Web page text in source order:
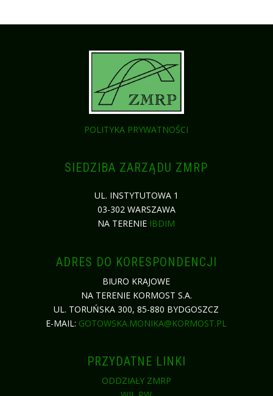
POLITYKA PRYWATNOŚCI
SIEDZIBA ZARZĄDU ZMRP
UL. INSTYTUTOWA 1
03-302 WARSZAWA
NA TERENIE IBDIM
ADRES DO KORESPONDENCJI
BIURO KRAJOWE
NA TERENIE KORMOST S.A.
UL. TORUŃSKA 300, 85-880 BYDGOSZCZ
E-MAIL: GOTOWSKA.MONIKA@KORMOST.PL
PRZYDATNE LINKI
ODDZIAŁY ZMRP